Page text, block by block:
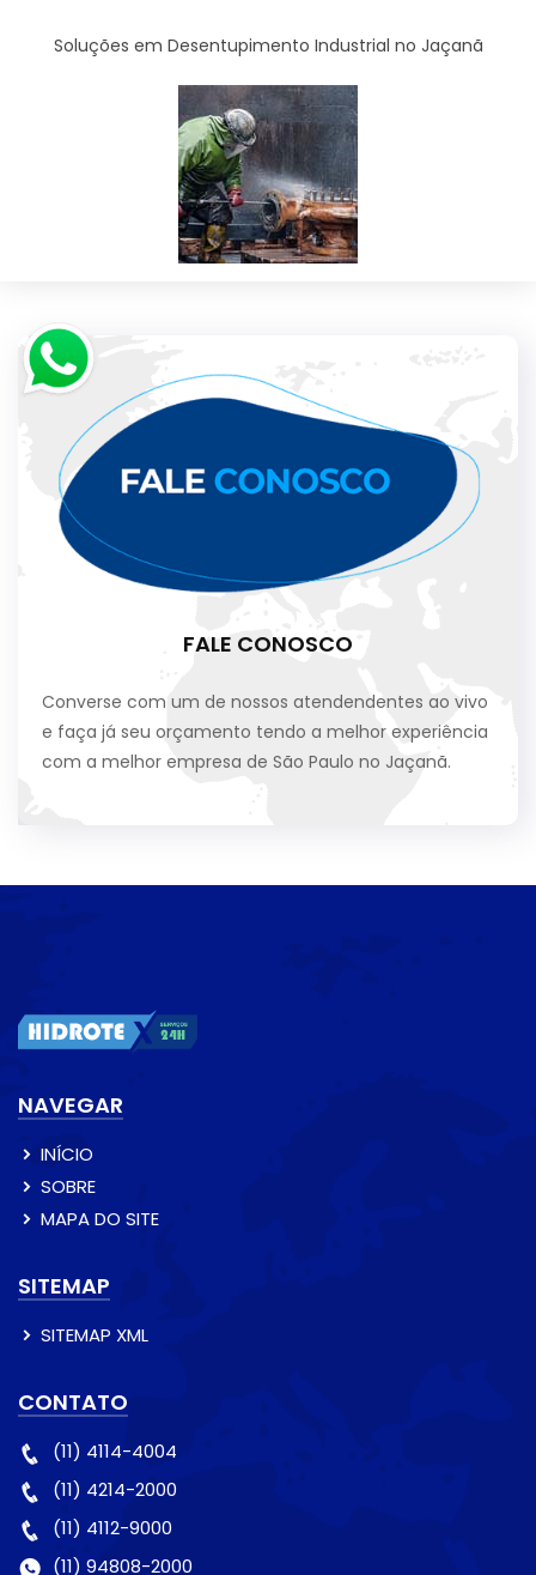
Soluções em Desentupimento Industrial no Jaçanã
FALE CONOSCO
Converse com um de nossos atendendentes ao vivo
e faça já seu orçamento tendo a melhor experiência
com a melhor empresa de São Paulo no Jaçanã.
NAVEGAR
INÍCIO
SOBRE
MAPA DO SITE
SITEMAP
SITEMAP XML
CONTATO
(11) 4114-4004
(11) 4214-2000
(11) 4112-9000
(11) 94808-2000